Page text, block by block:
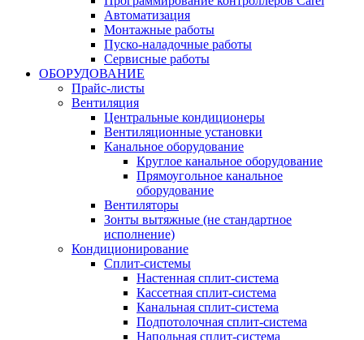
Автоматизация
Монтажные работы
Пуско-наладочные работы
Сервисные работы
ОБОРУДОВАНИЕ
Прайс-листы
Вентиляция
Центральные кондиционеры
Вентиляционные установки
Канальное оборудование
Круглое канальное оборудование
Прямоугольное канальное
оборудование
Вентиляторы
Зонты вытяжные (не стандартное
исполнение)
Кондиционирование
Сплит-системы
Настенная сплит-система
Кассетная сплит-система
Канальная сплит-система
Подпотолочная сплит-система
Напольная сплит-система